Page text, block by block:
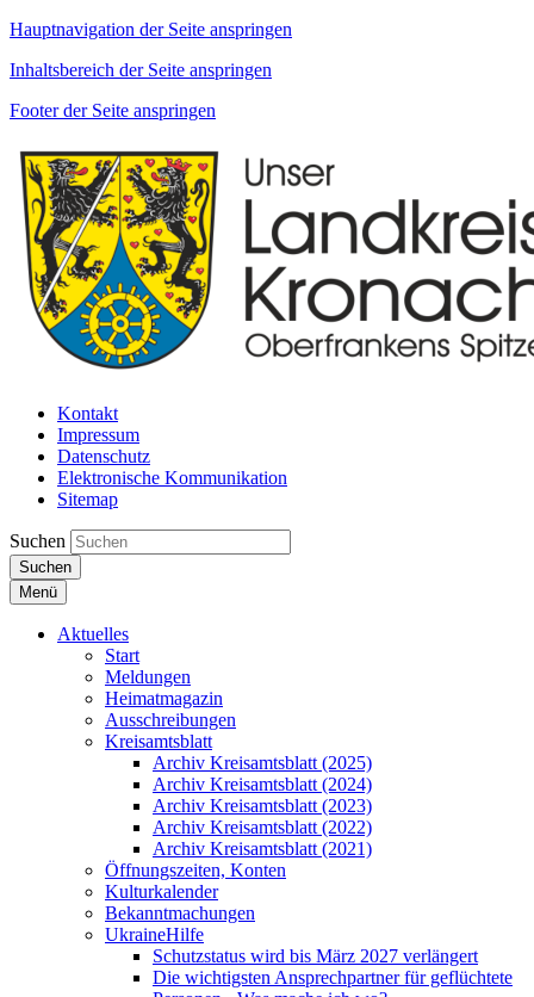
Hauptnavigation der Seite anspringen
Inhaltsbereich der Seite anspringen
Footer der Seite anspringen
Kontakt
Impressum
Datenschutz
Elektronische Kommunikation
Sitemap
Suchen
Suchen
Menü
Aktuelles
Start
Meldungen
Heimatmagazin
Ausschreibungen
Kreisamtsblatt
Archiv Kreisamtsblatt (2025)
Archiv Kreisamtsblatt (2024)
Archiv Kreisamtsblatt (2023)
Archiv Kreisamtsblatt (2022)
Archiv Kreisamtsblatt (2021)
Öffnungszeiten, Konten
Kulturkalender
Bekanntmachungen
UkraineHilfe
Schutzstatus wird bis März 2027 verlängert
Die wichtigsten Ansprechpartner für geflüchtete